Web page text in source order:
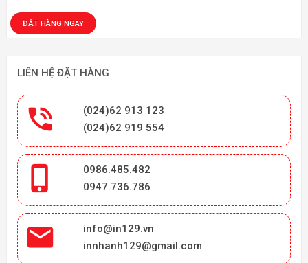
LIÊN HỆ ĐẶT HÀNG

(024)62 913 123
(024)62 919 554

0986.485.482
0947.736.786

info@in129.vn
innhanh129@gmail.com